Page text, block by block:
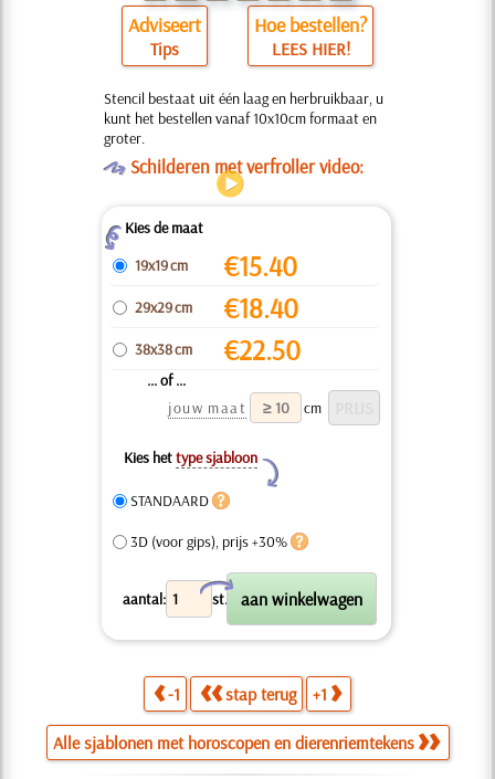
Adviseert
Tips
Hoe bestellen?
LEES HIER!
Stencil bestaat uit één laag en herbruikbaar, u
kunt het bestellen vanaf 10x10cm formaat en
groter.
OSchilderen met verfroller video:
ZKies de maat
19x19 cm
€15.40
29x29 cm €18.40
38x38 cm €22.50
... of ...
jouw maat
cm
Kies hettype sjabloon
Y
STANDAARD
3D (voor gips), prijs +30%
aantal: st.
X
-1 stap terug +1
Alle sjablonen met horoscopen en dierenriemtekens